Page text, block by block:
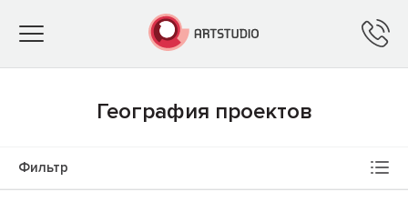
Toggle
География проектов
Фильтр